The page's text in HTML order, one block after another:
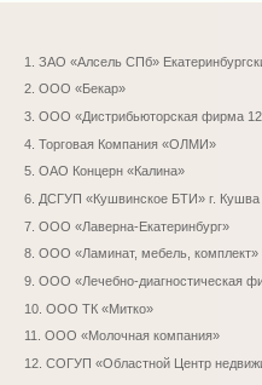
Статья
1. ЗАО «Алсель СПб»
2. ООО «Бекар»
3. ООО «Дистрибьюторская фирма
4. Торговая Компания «ОЛМИ»
5. ОАО Концерн «Калина»
6. ДСГУП «Кушвинское БТИ» г. Кушва
7. ООО «Лаверна-Екатеринбург»
8. ООО «Ламинат, мебель, комплект»
9. ООО «Лечебно-диагностическая
10. ООО ТК «Митко»
11. ООО «Молочная компания»
12. СОГУП «Областной Центр